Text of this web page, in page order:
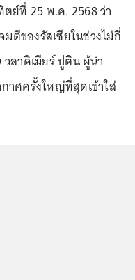
ตย์ที่ 25 พ.ค. 2568 ว่า
มตีของรัสเซียในช่วงไม่กี่
ลาดิเมียร์ ปูติน ผู้นำ
าศครั้งใหญ่ที่สุดเข้าใส่